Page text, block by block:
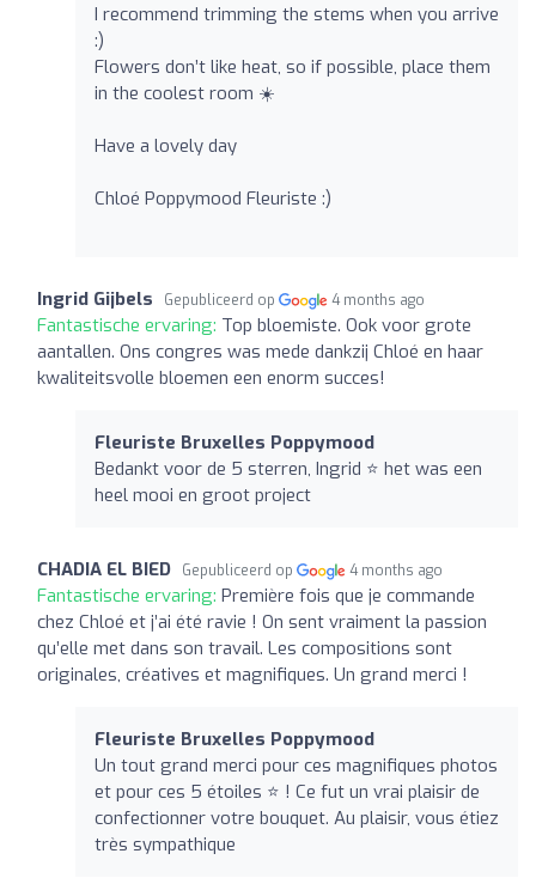
I recommend trimming the stems when you arrive
:)
Flowers don’t like heat, so if possible, place them
in the coolest room ☀️
Have a lovely day
Chloé Poppymood Fleuriste :)
Ingrid Gijbels Gepubliceerd op 4 months ago
Fantastische ervaring: Top bloemiste. Ook voor grote
aantallen. Ons congres was mede dankzij Chloé en haar
kwaliteitsvolle bloemen een enorm succes!
Fleuriste Bruxelles Poppymood
Bedankt voor de 5 sterren, Ingrid ⭐️ het was een
heel mooi en groot project
CHADIA EL BIED Gepubliceerd op 4 months ago
Fantastische ervaring: Première fois que je commande
chez Chloé et j’ai été ravie ! On sent vraiment la passion
qu’elle met dans son travail. Les compositions sont
originales, créatives et magnifiques. Un grand merci !
Fleuriste Bruxelles Poppymood
Un tout grand merci pour ces magnifiques photos
et pour ces 5 étoiles ⭐️ ! Ce fut un vrai plaisir de
confectionner votre bouquet. Au plaisir, vous étiez
très sympathique